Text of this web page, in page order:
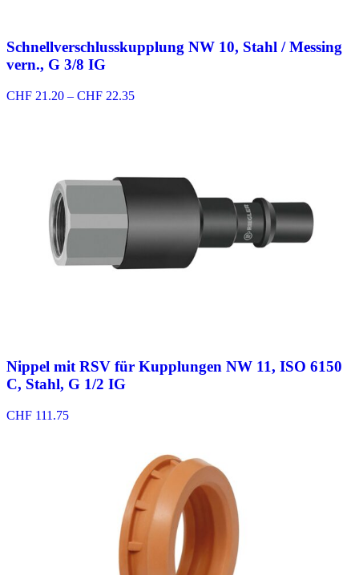
Schnellverschlusskupplung NW 10, Stahl / Messing
vern., G 3/8 IG
CHF 21.20 – CHF 22.35Preisspanne:
Nippel mit RSV für Kupplungen NW 11, ISO 6150
C, Stahl, G 1/2 IG
CHF 111.75